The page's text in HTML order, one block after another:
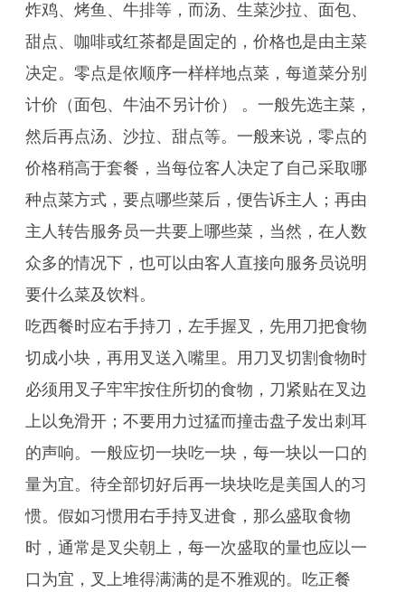
炸鸡、烤鱼、牛排等，而汤、生菜沙拉、面包、
甜点、咖啡或红茶都是固定的，价格也是由主菜
决定。零点是依顺序一样样地点菜，每道菜分别
计价（面包、牛油不另计价） 。一般先选主菜，
然后再点汤、沙拉、甜点等。一般来说，零点的
价格稍高于套餐，当每位客人决定了自己采取哪
种点菜方式，要点哪些菜后，便告诉主人；再由
主人转告服务员一共要上哪些菜，当然，在人数
众多的情况下，也可以由客人直接向服务员说明
要什么菜及饮料。
吃西餐时应右手持刀，左手握叉，先用刀把食物
切成小块，再用叉送入嘴里。用刀叉切割食物时
必须用叉子牢牢按住所切的食物，刀紧贴在叉边
上以免滑开；不要用力过猛而撞击盘子发出刺耳
的声响。一般应切一块吃一块，每一块以一口的
量为宜。待全部切好后再一块块吃是美国人的习
惯。假如习惯用右手持叉进食，那么盛取食物
时，通常是叉尖朝上，每一次盛取的量也应以一
口为宜，叉上堆得满满的是不雅观的。吃正餐